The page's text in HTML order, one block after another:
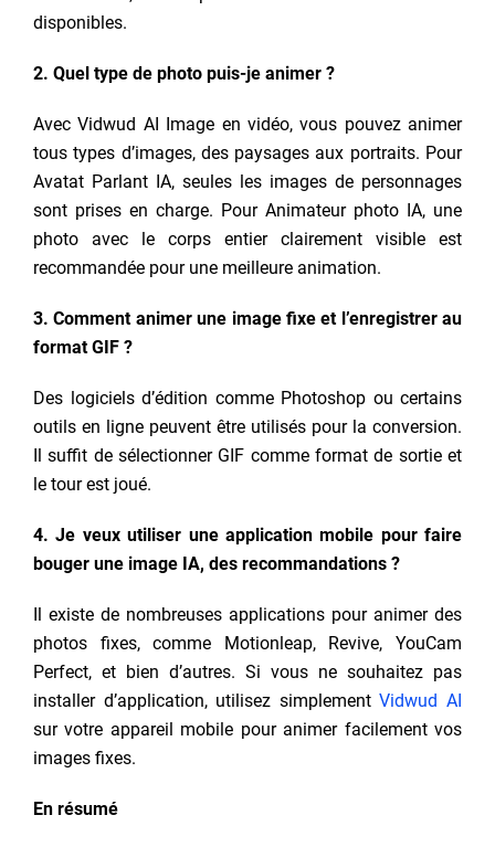
disponibles.
2. Quel type de photo puis-je animer ?
Avec Vidwud AI Image en vidéo, vous pouvez animer
tous types d’images, des paysages aux portraits. Pour
Avatat Parlant IA, seules les images de personnages
sont prises en charge. Pour Animateur photo IA, une
photo avec le corps entier clairement visible est
recommandée pour une meilleure animation.
3. Comment animer une image fixe et l’enregistrer au
format GIF ?
Des logiciels d’édition comme Photoshop ou certains
outils en ligne peuvent être utilisés pour la conversion.
Il suffit de sélectionner GIF comme format de sortie et
le tour est joué.
4. Je veux utiliser une application mobile pour faire
bouger une image IA, des recommandations ?
Il existe de nombreuses applications pour animer des
photos fixes, comme Motionleap, Revive, YouCam
Perfect, et bien d’autres. Si vous ne souhaitez pas
installer d’application, utilisez simplementVidwud AI
sur votre appareil mobile pour animer facilement vos
images fixes.
En résumé